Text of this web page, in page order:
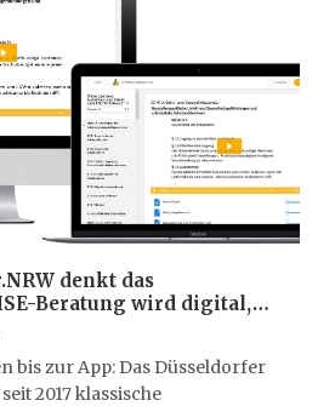
denkt das
Beratung wird digital,
bis zur App: Das Düsseldorfer
2017 klassische